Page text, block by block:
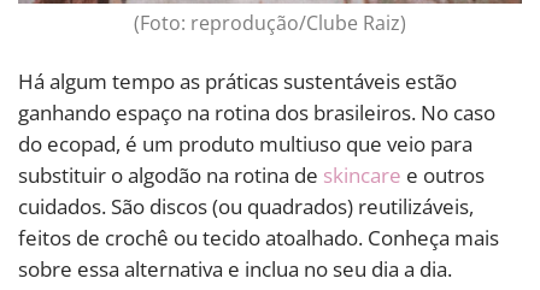
(Foto: reprodução/Clube Raiz)
Há algum tempo as práticas sustentáveis estão
ganhando espaço na rotina dos brasileiros. No caso
do ecopad, é um produto multiuso que veio para
substituir o algodão na rotina de skincare e outros
cuidados. São discos (ou quadrados) reutilizáveis,
feitos de crochê ou tecido atoalhado. Conheça mais
sobre essa alternativa e inclua no seu dia a dia.